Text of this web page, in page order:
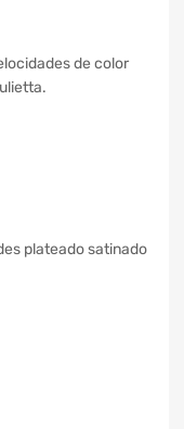
de color
plateado satinado